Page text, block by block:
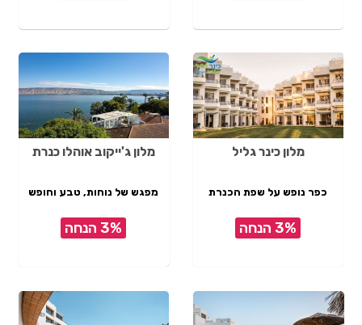
מלון כינר גליל
כפר נופש על שפת הכנרת
3% הנחה
מלון ג'ייקוב אוהלו כנרת
מפגש של נוחות, טבע וחופש
3% הנחה